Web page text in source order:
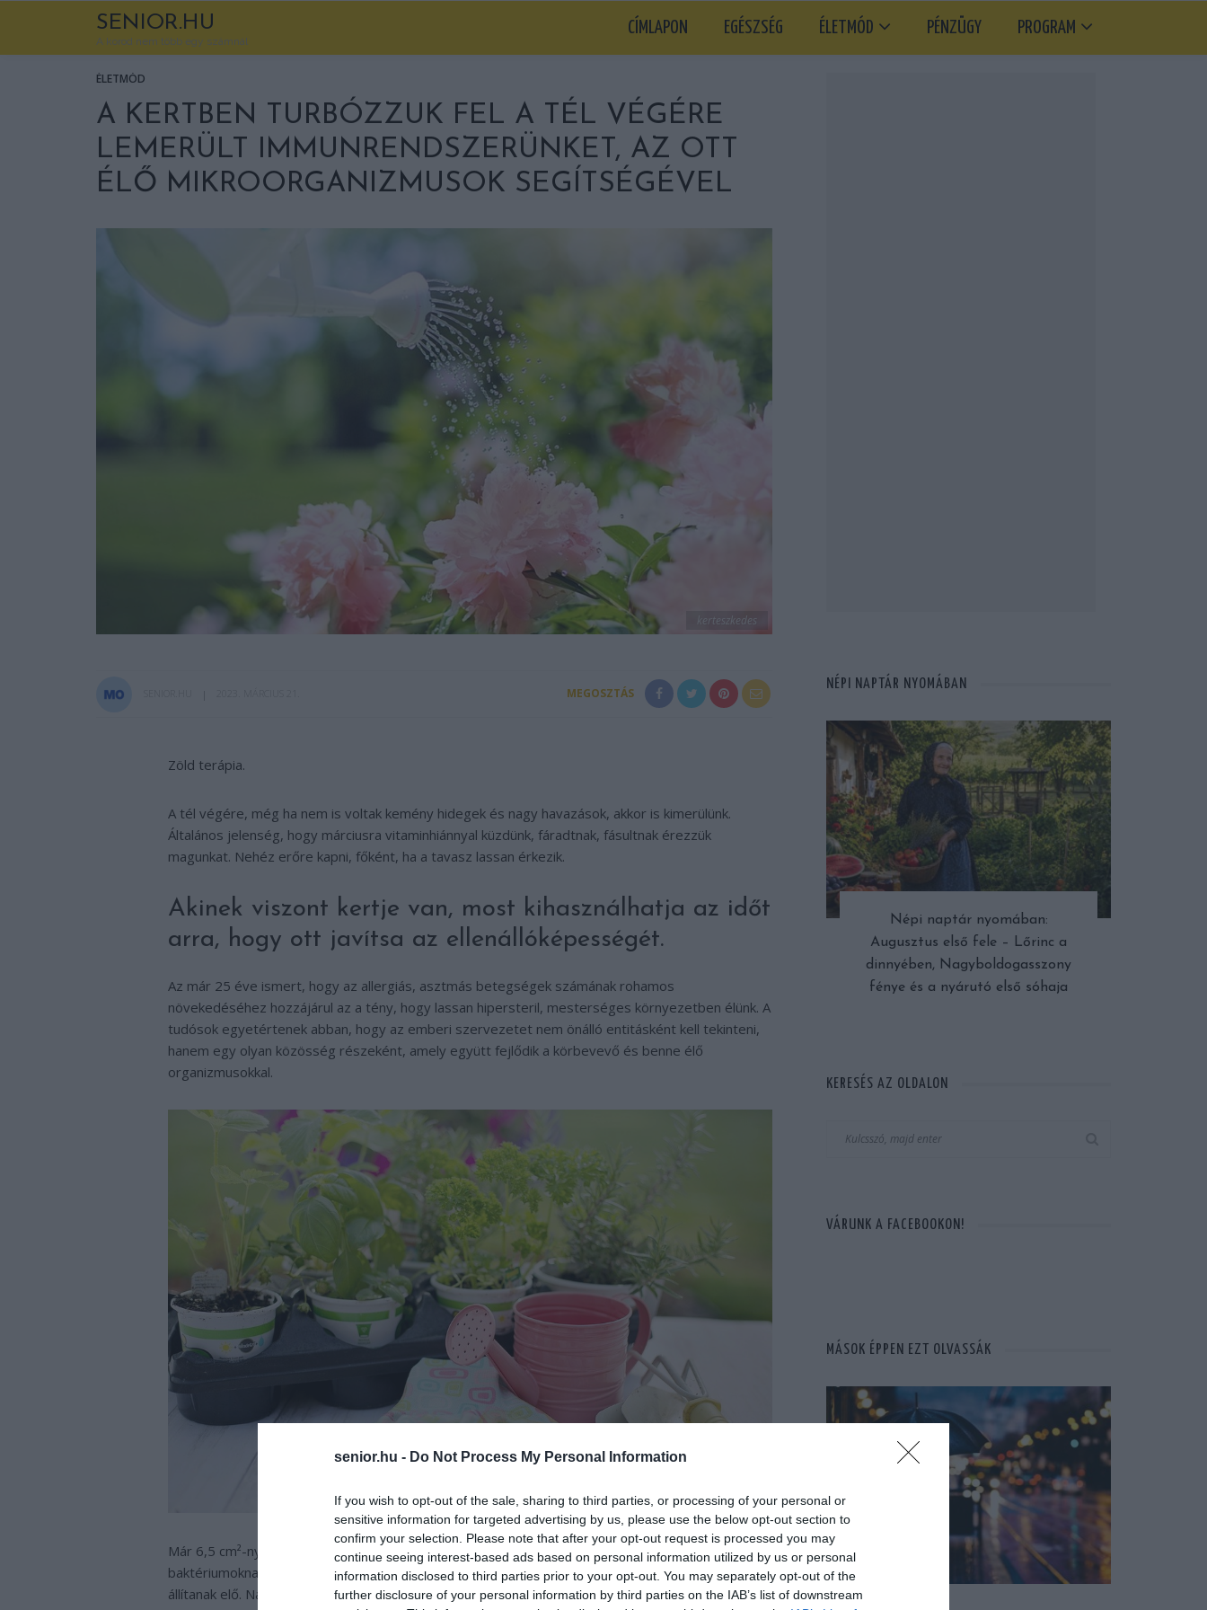
senior.hu - Do Not Process My Personal Information
If you wish to opt-out of the sale, sharing to third parties, or processing of your personal or
sensitive information for targeted advertising by us, please use the below opt-out section to
confirm your selection. Please note that after your opt-out request is processed you may
continue seeing interest-based ads based on personal information utilized by us or personal
information disclosed to third parties prior to your opt-out. You may separately opt-out of the
further disclosure of your personal information by third parties on the IAB’s list of downstream
SENIOR.HU
A korod nem több egy számnál
CÍMLAPON EGÉSZSÉG ÉLETMÓD PÉNZÜGY PROGRAM
ÉLETMÓD
A KERTBEN TURBÓZZUK FEL A TÉL VÉGÉRE
LEMERÜLT IMMUNRENDSZERÜNKET, AZ OTT
ÉLŐ MIKROORGANIZMUSOK SEGÍTSÉGÉVEL
kerteszkedes
MEGOSZTÁS
Zöld terápia.
A tél végére, még ha nem is voltak kemény hidegek és nagy havazások, akkor is kimerülünk.
Általános jelenség, hogy márciusra vitaminhiánnyal küzdünk, fáradtnak, fásultnak érezzük
magunkat. Nehéz erőre kapni, főként, ha a tavasz lassan érkezik.
Akinek viszont kertje van, most kihasználhatja az időt
arra, hogy ott javítsa az ellenállóképességét.
Az már 25 éve ismert, hogy az allergiás, asztmás betegségek számának rohamos
növekedéséhez hozzájárul az a tény, hogy lassan hipersteril, mesterséges környezetben élünk. A
tudósok egyetértenek abban, hogy az emberi szervezetet nem önálló entitásként kell tekinteni,
hanem egy olyan közösség részeként, amely együtt fejlődik a körbevevő és benne élő
organizmusokkal.
Már 6,5 cm²-nyi talajban 4 milliárd apró élőlény él, a közeg fonálférgeknek, algáknak,
baktériumoknak, gombáknak ad otthont, amelyek életük során megannyi vég- és mellékterméket
állítanak elő. Nap mint nap találkozunk ezekkel az élőlényekkel, ott vannak a levegőben, vízben,
NÉPI NAPTÁR NYOMÁBAN
Népi naptár nyomában:
Augusztus első fele – Lőrinc a
dinnyében, Nagyboldogasszony
fénye és a nyárutó első sóhaja
KERESÉS AZ OLDALON
VÁRUNK A FACEBOOKON!
MÁSOK ÉPPEN EZT OLVASSÁK